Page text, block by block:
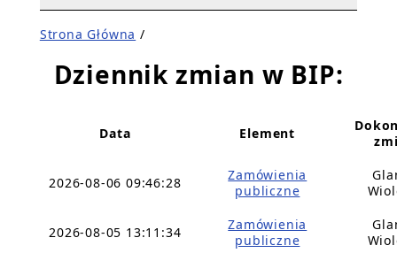
Strona Główna /
Dziennik zmian w BIP:
Data Element
2026-08-06 09:46:28
Zamówienia
publiczne
2026-08-05 13:11:34
Zamówienia
publiczne